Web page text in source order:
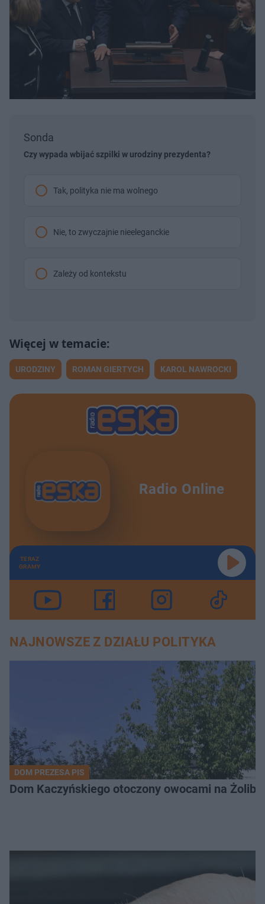
Sonda
Czy wypada wbijać szpilki w urodziny prezydenta?
Tak, polityka nie ma wolnego
Nie, to zwyczajnie nieeleganckie
Zależy od kontekstu
URODZINY ROMAN GIERTYCH KAROL NAWROCKI
Radio Online
TERAZ
GRAMY
NAJNOWSZE Z DZIAŁU POLITYKA
DOM PREZESA PIS
Dom Kaczyńskiego otoczony owocami na